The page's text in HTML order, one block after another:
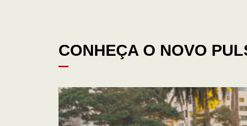
CONHEÇA O NOVO